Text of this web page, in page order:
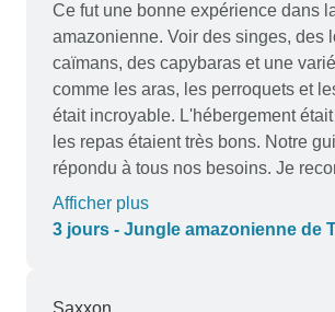
Ce fut une bonne expérience dans
amazonienne. Voir des singes, des loutres, des
caïmans, des capybaras et une
comme les aras, les perroquets et
était incroyable. L'hébergement était rustique et
les repas étaient très bons. Notre guide Brian a
répondu à tous nos besoins. Je recommanderais
cette expérience à tout le monde, en
ceux qui se rendent dans la jungle
Afficher plus
3 jours - Jungle amazonienne de
Saxxon